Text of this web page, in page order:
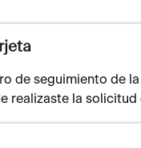
de seguimiento de
realizaste la solicitud